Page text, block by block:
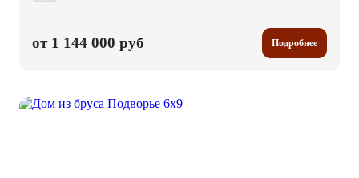
от 1 144 000 руб Подробнее